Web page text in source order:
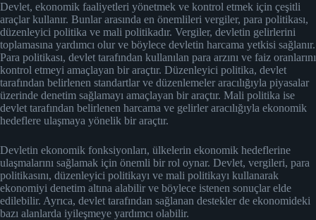
Devlet, ekonomik faaliyetleri yönetmek ve kontrol etmek için çeşitli
araçlar kullanır. Bunlar arasında en önemlileri vergiler, para politikası,
düzenleyici politika ve mali politikadır. Vergiler, devletin gelirlerini
toplamasına yardımcı olur ve böylece devletin harcama yetkisi sağlanır.
Para politikası, devlet tarafından kullanılan para arzını ve faiz oranlarını
kontrol etmeyi amaçlayan bir araçtır. Düzenleyici politika, devlet
tarafından belirlenen standartlar ve düzenlemeler aracılığıyla piyasalar
üzerinde denetim sağlamayı amaçlayan bir araçtır. Mali politika ise
devlet tarafından belirlenen harcama ve gelirler aracılığıyla ekonomik
hedeflere ulaşmaya yönelik bir araçtır.
Devletin ekonomik fonksiyonları, ülkelerin ekonomik hedeflerine
ulaşmalarını sağlamak için önemli bir rol oynar. Devlet, vergileri, para
politikasını, düzenleyici politikayı ve mali politikayı kullanarak
ekonomiyi denetim altına alabilir ve böylece istenen sonuçlar elde
edilebilir. Ayrıca, devlet tarafından sağlanan destekler de ekonomideki
bazı alanlarda iyileşmeye yardımcı olabilir.